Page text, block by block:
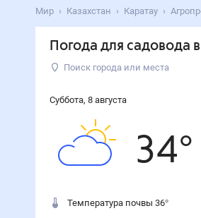
Мир Казахстан Каратау
Погода для садовода
Поиск города или места
Суббота, 8 августа
34°
Температура почвы 36°